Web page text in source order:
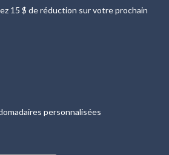
15 $ de réduction sur votre prochain
personnalisées